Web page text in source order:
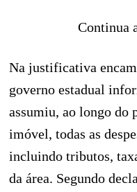
Continua
Na justificativa
governo estadual
assumiu, ao longo do
imóvel, todas as
incluindo tributos,
da área. Segundo